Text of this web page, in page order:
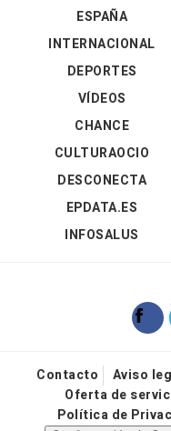
ESPAÑA
INTERNACIONAL
DEPORTES
VÍDEOS
CHANCE
CULTURAOCIO
DESCONECTA
EPDATA.ES
INFOSALUS
Contacto Aviso
Oferta de
Política de